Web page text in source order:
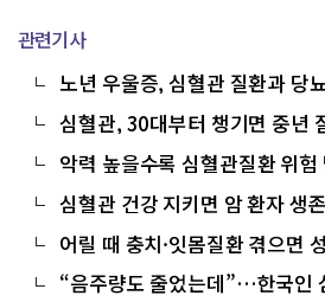
관련기사
노년 우울증, 심혈관 질환과 당
심혈관, 30대부터 챙기면 중년
악력 높을수록 심혈관질환 위
모 분석
심혈관 건강 지키면 암 환자
38% 낮춰
어릴 때 충치·잇몸질환 겪으면
험↑
“음주량도 줄었는데”…한국인